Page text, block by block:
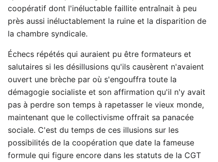
coopératif dont l'inéluctable faillite entraînait à peu
près aussi inéluctablement la ruine et la disparition de
la chambre syndicale.
Échecs répétés qui auraient pu être formateurs et
salutaires si les désillusions qu'ils causèrent n'avaient
ouvert une brèche par où s'engouffra toute la
démagogie socialiste et son affirmation qu'il n'y avait
pas à perdre son temps à rapetasser le vieux monde,
maintenant que le collectivisme offrait sa panacée
sociale. C'est du temps de ces illusions sur les
possibilités de la coopération que date la fameuse
formule qui figure encore dans les statuts de la CGT